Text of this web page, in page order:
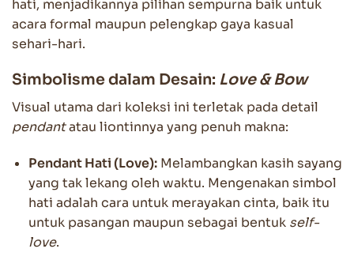
hati, menjadikannya pilihan sempurna baik untuk
acara formal maupun pelengkap gaya kasual
sehari-hari.
Simbolisme dalam Desain: Love & Bow
Visual utama dari koleksi ini terletak pada detail
pendantatau liontinnya yang penuh makna:
Pendant Hati (Love):Melambangkan kasih sayang
yang tak lekang oleh waktu. Mengenakan simbol
hati adalah cara untuk merayakan cinta, baik itu
untuk pasangan maupun sebagai bentuk self-
love.